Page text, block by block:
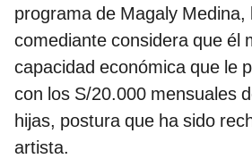
programa de Magaly Medina,
comediante considera que él
capacidad económica que le
con los S/20.000 mensuales
hijas, postura que ha sido
artista.